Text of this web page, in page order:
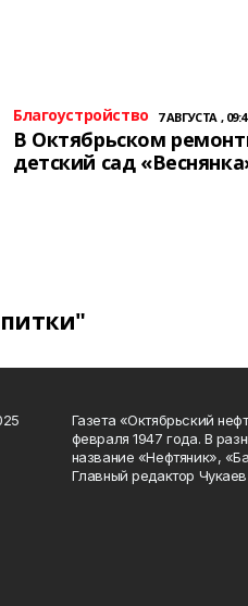
Благоустройство 7 АВГУСТА ,
В Октябрьском
детский сад
Газета «Октябрьский
февраля 1947 года. В
название «Нефтяник»,
Главный редактор